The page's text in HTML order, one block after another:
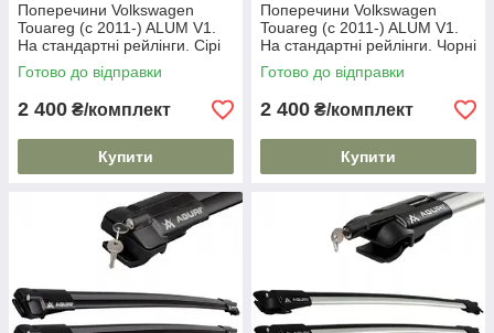
Поперечини Volkswagen
Touareg (c 2011-) ALUM V1.
На стандартні рейлінги. Сірі
Готово до відправки
2 400 ₴/комплект
Купити
Поперечини Volkswagen
Touareg (c 2011-) ALUM V1.
На стандартні рейлінги. Чорні
Готово до відправки
2 400 ₴/комплект
Купити